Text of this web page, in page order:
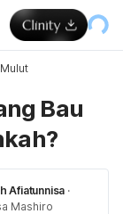
Bau
Afiatunnisa ·
Mashiro